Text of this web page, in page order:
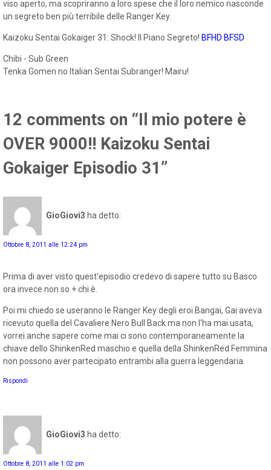
viso aperto, ma scopriranno a loro spese che il loro nemico nasconde
un segreto ben più terribile delle Ranger Key.
Kaizoku Sentai Gokaiger 31: Shock! Il Piano Segreto! BFHD BFSD
Chibi - Sub Green
Tenka Gomen no Italian Sentai Subranger! Mairu!
12 comments on “Il mio potere è
OVER 9000!! Kaizoku Sentai
Gokaiger Episodio 31”
GioGiovi3 ha detto:
Ottobre 8, 2011 alle 12:24 pm
Prima di aver visto quest'episodio credevo di sapere tutto su Basco
ora invece non so + chi è.
Poi mi chiedo se useranno le Ranger Key degli eroi Bangai, Gai aveva
ricevuto quella del Cavaliere Nero Bull Back ma non l'ha mai usata,
vorrei anche sapere come mai ci sono contemporaneamente la
chiave dello ShinkenRed maschio e quella della ShinkenRed Femmina
non possono aver partecipato entrambi alla guerra leggendaria.
Rispondi
GioGiovi3 ha detto:
Ottobre 8, 2011 alle 1:02 pm